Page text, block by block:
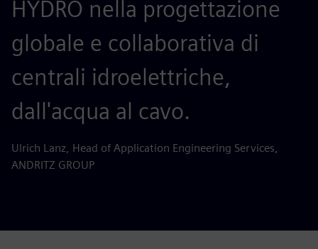
HYDRO nella progettazione
globale e collaborativa di
centrali idroelettriche,
dall'acqua al cavo.
Ulrich Lanz, Head of Application Engineering Services,
ANDRITZ GROUP